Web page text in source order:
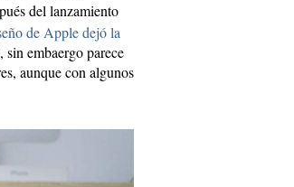
del lanzamiento
de Apple dejó la
embaergo parece
aunque con algunos